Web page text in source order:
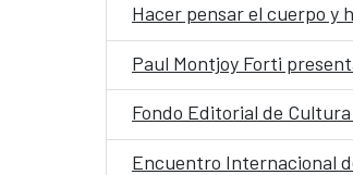
Hacer pensar el cuerpo y
Paul Montjoy Forti
Fondo Editorial de
Encuentro Internacional